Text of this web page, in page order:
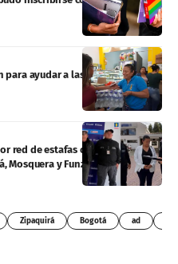
para ayudar a las víctimas del
red de estafas con venta
Mosquera y Funza
Zipaquirá Bogotá ad